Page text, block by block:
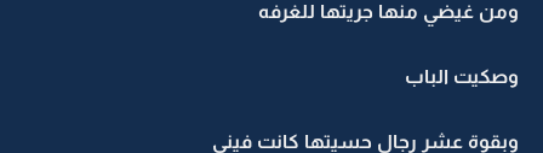
ومن غيضي منها جريتها للغرفه
وصكيت الباب
وبقوة عشر رجال حسيتها كانت فيني